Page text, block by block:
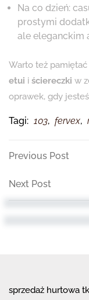
Na co dzień:
prostymi
ale eleganckim
Warto też
etui i ściereczki w
oprawek, gdy
Tagi: 103, fervex,
Nawigacja
wpisu
Previous
Previous Post
Next
Post
Next Post
sprzedaż hurtowa